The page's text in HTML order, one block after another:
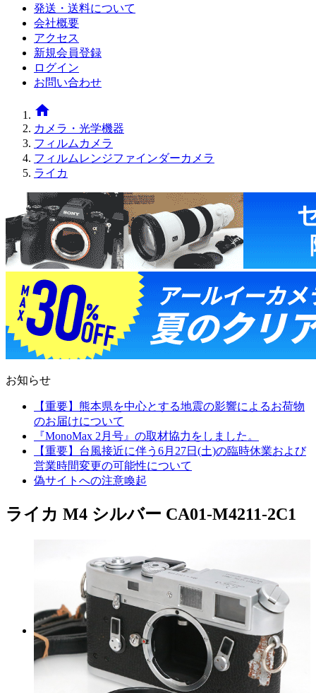
発送・送料について
会社概要
アクセス
新規会員登録
ログイン
お問い合わせ
home
カメラ・光学機器
フィルムカメラ
フィルムレンジファインダーカメラ
ライカ
お知らせ
【重要】熊本県を中心とする地震の影響によるお荷物
のお届けについて
『MonoMax 2月号』の取材協力をしました。
【重要】台風接近に伴う6月27日(土)の臨時休業および
営業時間変更の可能性について
偽サイトへの注意喚起
ライカ M4 シルバー CA01-M4211-2C1